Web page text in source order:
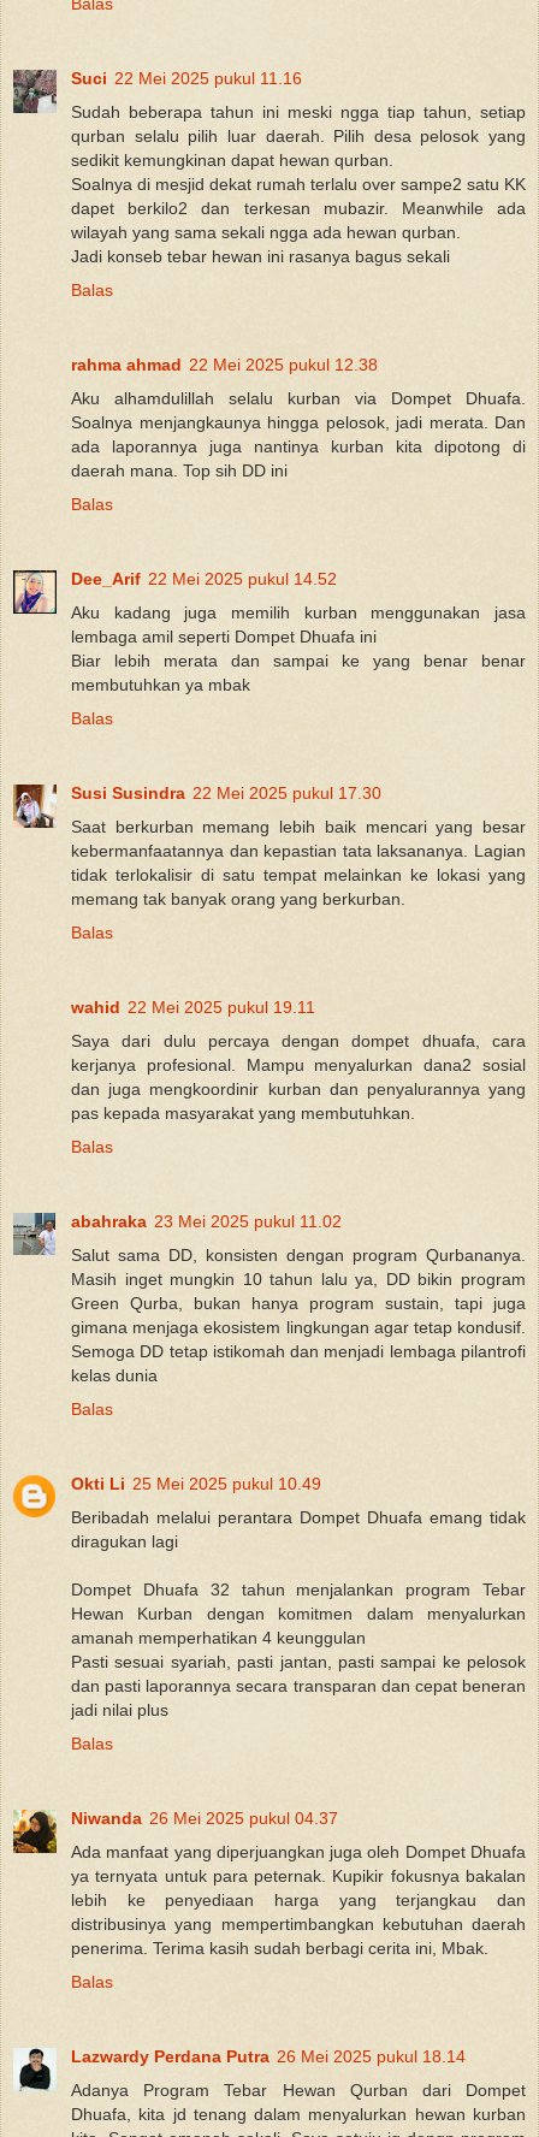
Balas
Suci 22 Mei 2025 pukul 11.16
Sudah beberapa tahun ini meski ngga tiap tahun, setiap
qurban selalu pilih luar daerah. Pilih desa pelosok yang
sedikit kemungkinan dapat hewan qurban.
Soalnya di mesjid dekat rumah terlalu over sampe2 satu KK
dapet berkilo2 dan terkesan mubazir. Meanwhile ada
wilayah yang sama sekali ngga ada hewan qurban.
Jadi konseb tebar hewan ini rasanya bagus sekali
Balas
rahma ahmad 22 Mei 2025 pukul 12.38
Aku alhamdulillah selalu kurban via Dompet Dhuafa.
Soalnya menjangkaunya hingga pelosok, jadi merata. Dan
ada laporannya juga nantinya kurban kita dipotong di
daerah mana. Top sih DD ini
Balas
Dee_Arif 22 Mei 2025 pukul 14.52
Aku kadang juga memilih kurban menggunakan jasa
lembaga amil seperti Dompet Dhuafa ini
Biar lebih merata dan sampai ke yang benar benar
membutuhkan ya mbak
Balas
Susi Susindra 22 Mei 2025 pukul 17.30
Saat berkurban memang lebih baik mencari yang besar
kebermanfaatannya dan kepastian tata laksananya. Lagian
tidak terlokalisir di satu tempat melainkan ke lokasi yang
memang tak banyak orang yang berkurban.
Balas
wahid 22 Mei 2025 pukul 19.11
Saya dari dulu percaya dengan dompet dhuafa, cara
kerjanya profesional. Mampu menyalurkan dana2 sosial
dan juga mengkoordinir kurban dan penyalurannya yang
pas kepada masyarakat yang membutuhkan.
Balas
abahraka 23 Mei 2025 pukul 11.02
Salut sama DD, konsisten dengan program Qurbananya.
Masih inget mungkin 10 tahun lalu ya, DD bikin program
Green Qurba, bukan hanya program sustain, tapi juga
gimana menjaga ekosistem lingkungan agar tetap kondusif.
Semoga DD tetap istikomah dan menjadi lembaga pilantrofi
kelas dunia
Balas
Okti Li 25 Mei 2025 pukul 10.49
Beribadah melalui perantara Dompet Dhuafa emang tidak
diragukan lagi
Dompet Dhuafa 32 tahun menjalankan program Tebar
Hewan Kurban dengan komitmen dalam menyalurkan
amanah memperhatikan 4 keunggulan
Pasti sesuai syariah, pasti jantan, pasti sampai ke pelosok
dan pasti laporannya secara transparan dan cepat beneran
jadi nilai plus
Balas
Niwanda 26 Mei 2025 pukul 04.37
Ada manfaat yang diperjuangkan juga oleh Dompet Dhuafa
ya ternyata untuk para peternak. Kupikir fokusnya bakalan
lebih ke penyediaan harga yang terjangkau dan
distribusinya yang mempertimbangkan kebutuhan daerah
penerima. Terima kasih sudah berbagi cerita ini, Mbak.
Balas
Lazwardy Perdana Putra 26 Mei 2025 pukul 18.14
Adanya Program Tebar Hewan Qurban dari Dompet
Dhuafa, kita jd tenang dalam menyalurkan hewan kurban